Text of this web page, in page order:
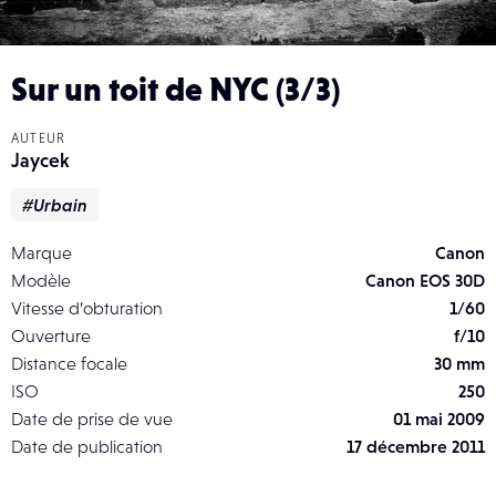
Sur un toit de NYC (3/3)
AUTEUR
Jaycek
#Urbain
Marque
Canon
Modèle
Canon EOS 30D
Vitesse d’obturation
1/60
Ouverture
f/10
Distance focale
30 mm
ISO
250
Date de prise de vue
01 mai 2009
Date de publication
17 décembre 2011